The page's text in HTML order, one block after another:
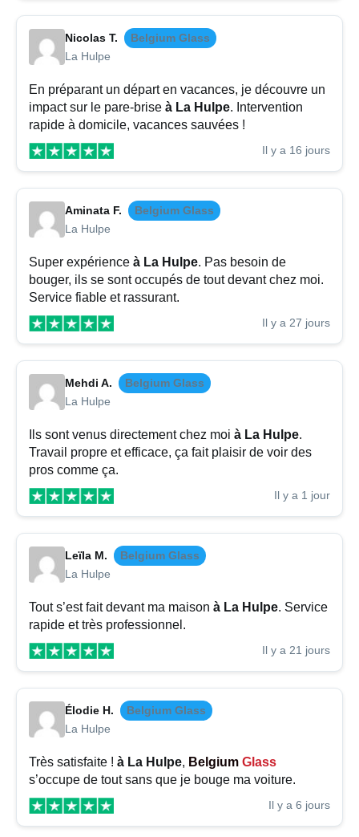
Nicolas T.
Belgium Glass
La Hulpe
En préparant un départ en vacances, je découvre un
impact sur le pare-brise à La Hulpe. Intervention
rapide à domicile, vacances sauvées !
Il y a 16 jours
Aminata F.
Belgium Glass
La Hulpe
Super expérience à La Hulpe. Pas besoin de
bouger, ils se sont occupés de tout devant chez moi.
Service fiable et rassurant.
Il y a 27 jours
Mehdi A.
Belgium Glass
La Hulpe
Ils sont venus directement chez moi à La Hulpe.
Travail propre et efficace, ça fait plaisir de voir des
pros comme ça.
Il y a 1 jour
Leïla M.
Belgium Glass
La Hulpe
Tout s’est fait devant ma maison à La Hulpe. Service
rapide et très professionnel.
Il y a 21 jours
Élodie H.
Belgium Glass
La Hulpe
Très satisfaite ! à La Hulpe, Belgium Glass
s’occupe de tout sans que je bouge ma voiture.
Il y a 6 jours